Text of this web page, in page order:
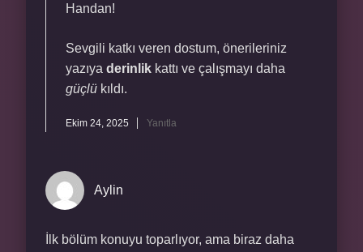
Handan!
Sevgili katkı veren dostum, önerileriniz
yazıya derinlik kattı ve çalışmayı daha
güçlü kıldı.
Ekim 24, 2025 Yanıtla
Aylin
İlk bölüm konuyu toparlıyor, ama biraz daha